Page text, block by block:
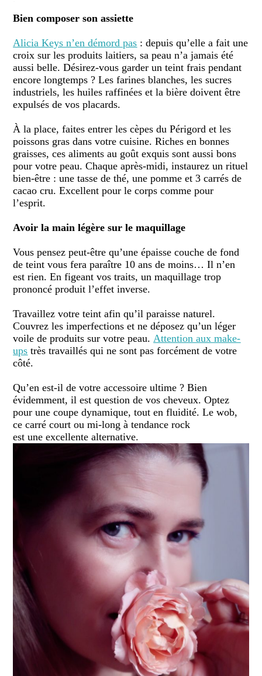
Bien composer son assiette
Alicia Keys n’en démord pas : depuis qu’elle a fait une
croix sur les produits laitiers, sa peau n’a jamais été
aussi belle. Désirez-vous garder un teint frais pendant
encore longtemps ? Les farines blanches, les sucres
industriels, les huiles raffinées et la bière doivent être
expulsés de vos placards.
À la place, faites entrer les cèpes du Périgord et les
poissons gras dans votre cuisine. Riches en bonnes
graisses, ces aliments au goût exquis sont aussi bons
pour votre peau. Chaque après-midi, instaurez un rituel
bien-être : une tasse de thé, une pomme et 3 carrés de
cacao cru. Excellent pour le corps comme pour
l’esprit.
Avoir la main légère sur le maquillage
Vous pensez peut-être qu’une épaisse couche de fond
de teint vous fera paraître 10 ans de moins… Il n’en
est rien. En figeant vos traits, un maquillage trop
prononcé produit l’effet inverse.
Travaillez votre teint afin qu’il paraisse naturel.
Couvrez les imperfections et ne déposez qu’un léger
voile de produits sur votre peau. Attention aux make-
ups très travaillés qui ne sont pas forcément de votre
côté.
Qu’en est-il de votre accessoire ultime ? Bien
évidemment, il est question de vos cheveux. Optez
pour une coupe dynamique, tout en fluidité. Le wob,
ce carré court ou mi-long à tendance rock
est une excellente alternative.